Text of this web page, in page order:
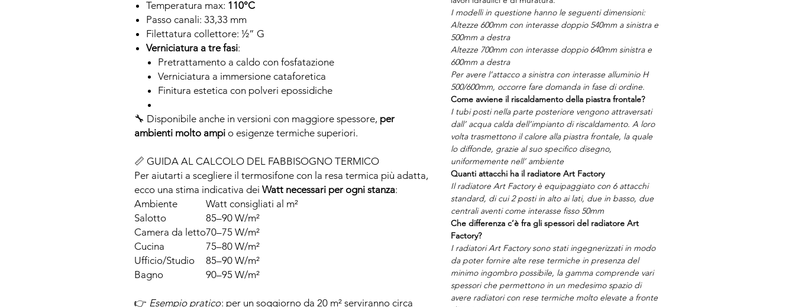
Temperatura max: 110°C
Passo canali: 33,33 mm
Filettatura collettore: ½” G
Verniciatura a tre fasi:
Pretrattamento a caldo con fosfatazione
Verniciatura a immersione cataforetica
Finitura estetica con polveri epossidiche
🔧 Disponibile anche in versioni con maggiore spessore, per
ambienti molto ampi o esigenze termiche superiori.
📏 GUIDA AL CALCOLO DEL FABBISOGNO TERMICO
Per aiutarti a scegliere il termosifone con la resa termica più adatta,
ecco una stima indicativa dei Watt necessari per ogni stanza:
Ambiente
Watt consigliati al m²
Salotto
85–90 W/m²
Camera da letto70–75 W/m²
Cucina
75–80 W/m²
Ufficio/Studio
85–90 W/m²
Bagno
90–95 W/m²
👉 Esempio pratico: per un soggiorno da 20 m² serviranno circa
I modelli in questione hanno le seguenti dimensioni:
Altezze 600mm con interasse doppio 540mm a sinistra e
500mm a destra
Altezze 700mm con interasse doppio 640mm sinistra e
600mm a destra
Per avere l’attacco a sinistra con interasse alluminio H
500/600mm, occorre fare domanda in fase di ordine.
Come avviene il riscaldamento della piastra frontale?
I tubi posti nella parte posteriore vengono attraversati
dall’ acqua calda dell’impianto di riscaldamento. A loro
volta trasmettono il calore alla piastra frontale, la quale
lo diffonde, grazie al suo specifico disegno,
uniformemente nell’ ambiente
Quanti attacchi ha il radiatore Art Factory
Il radiatore Art Factory è equipaggiato con 6 attacchi
standard, di cui 2 posti in alto ai lati, due in basso, due
centrali aventi come interasse fisso 50mm
Che differenza c’è fra gli spessori del radiatore Art
Factory?
I radiatori Art Factory sono stati ingegnerizzati in modo
da poter fornire alte rese termiche in presenza del
minimo ingombro possibile, la gamma comprende vari
spessori che permettono in un medesimo spazio di
avere radiatori con rese termiche molto elevate a fronte